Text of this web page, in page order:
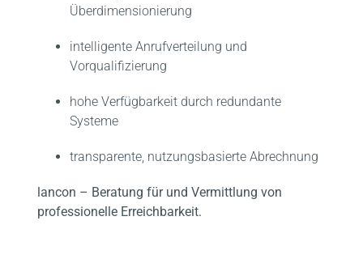
Überdimensionierung
intelligente Anrufverteilung und
Vorqualifizierung
hohe Verfügbarkeit durch redundante
Systeme
transparente, nutzungsbasierte Abrechnung
lancon – Beratung für und Vermittlung von
professionelle Erreichbarkeit.